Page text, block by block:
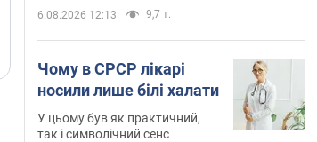
6.08.2026 12:13 9,7 т.
Чому в СРСР лікарі
носили лише білі халати
У цьому був як практичний,
так і символічний сенс